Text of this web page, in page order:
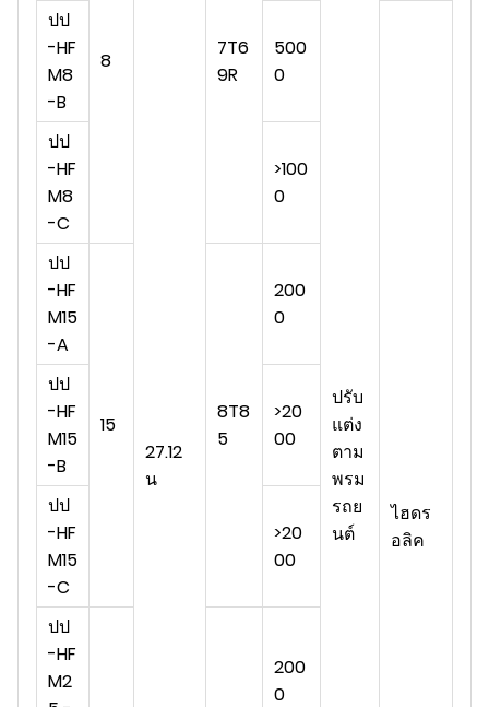
8
27.12
น
7T6
9R
ปรับ
แต่ง
ตาม
พรม
รถย
นต์
ปป
-HF
M8
-B
500
0
ไฮดร
อลิค
ปป
-HF
M8
-C
>100
0
ปป
-HF
M15
-A
15
8T8
5
200
0
ปป
-HF
M15
-B
>20
00
ปป
-HF
M15
-C
>20
00
ปป
-HF
M2
200
0